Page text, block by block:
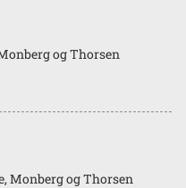
og Thorsen
Monberg og Thorsen